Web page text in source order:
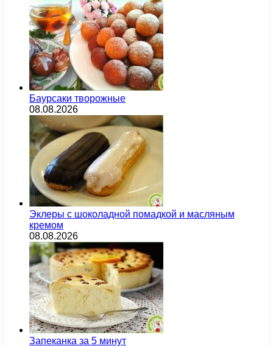
Баурсаки творожные
08.08.2026
Эклеры с шоколадной помадкой и масляным
кремом
08.08.2026
Запеканка за 5 минут